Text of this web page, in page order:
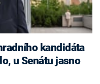
kandidáta
u Senátu jasno